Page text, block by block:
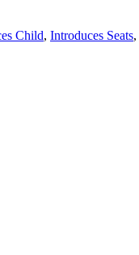
Child, Introduces Seats,